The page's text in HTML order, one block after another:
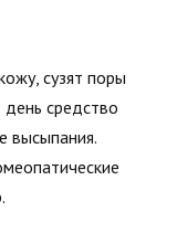
сузят поры
средство
высыпания.